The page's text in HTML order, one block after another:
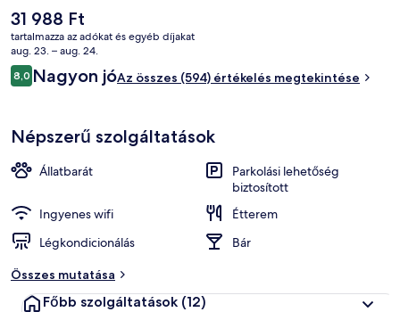
elhelyezkedés. A tömegközlekedés rövid sétával megközelíthető:
Stazione Tramway Vaprio-Vimercate állomás 3 perc, Viale Vittorio
Veneto villamosmegálló pedig 3 perc séta.
A
jelenlegi
ár
31 988 Ft
31 988 Ft
tartalmazza az adókat és egyéb díjakat
aug. 23. – aug. 24.
Értékelések
8,08,0 ennyiből: 10
Nagyon jóAz összes (594) értékelés megtekintése
Népszerű szolgáltatások
Állatbarát
Parkolási lehetőség
biztosított
Ingyenes wifi
Étterem
Légkondicionálás
Bár
Összes mutatása
Főbb szolgáltatások (12)